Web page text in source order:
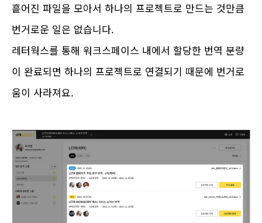
흩어진 파일을 모아서 하나의 프로젝트로 만드는 것만큼
번거로운 일은 없습니다.
레터웍스를 통해 워크스페이스 내에서 할당한 번역 분량
이 완료되면 하나의 프로젝트로 연결되기 때문에 번거로
움이 사라져요.